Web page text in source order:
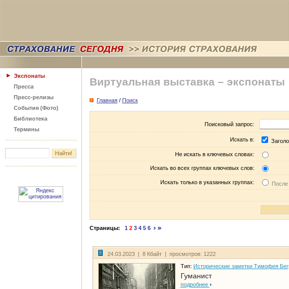
Экспонаты
Пресса
Пресс-релизы
События (Фото)
Библиотека
Термины
Виртуальная выставка – экспонаты
Главная / Поиск
Поисковый запрос:
Искать в:
Не искать в ключевых словах:
Искать во всех группах ключевых слов:
Искать только в указанных группах: После
Страницы: 1 2 3 4 5 6
24.03.2023 | 8 Кбайт | просмотров: 1222
Тип: Исторические заметки Тимофея
Гуманист
подробнее